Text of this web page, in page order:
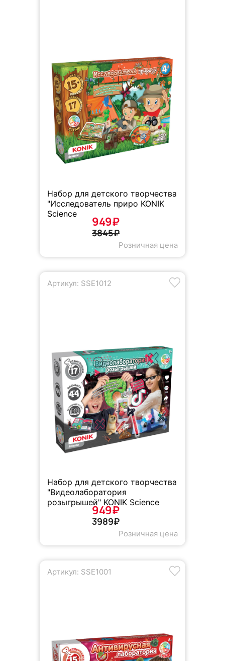
Набор для детского творчества
"Исследователь приро KONIK
Science
949₽
3845₽
Розничная цена
Артикул: SSE1012
Набор для детского творчества
"Видеолаборатория
розыгрышей" KONIK Science
949₽
3989₽
Розничная цена
Артикул: SSE1001